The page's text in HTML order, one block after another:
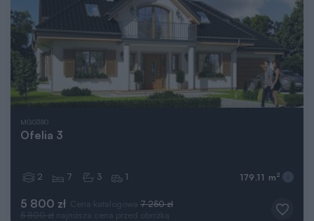
MG0380
Ofelia 3
5 800 zł Cena katalogowa 7 250 zł
5 800 zł najniższa cena przed obniżką
2 7 3 1 179,11 m 2